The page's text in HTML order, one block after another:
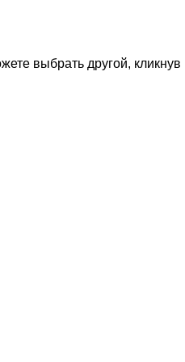
выбрать другой, кликнув